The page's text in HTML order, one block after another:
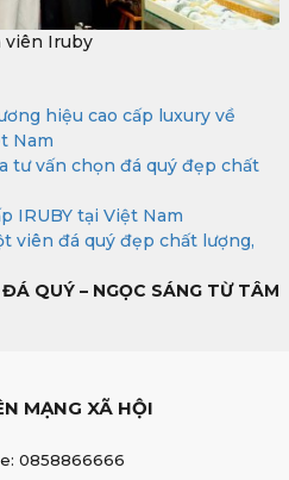
viên Iruby
hiệu cao cấp luxury về
Nam
tư vấn chọn đá quý đẹp chất
IRUBY tại Việt Nam
viên đá quý đẹp chất lượng,
QUÝ – NGỌC SÁNG TỪ TÂM
MẠNG XÃ HỘI
0858866666